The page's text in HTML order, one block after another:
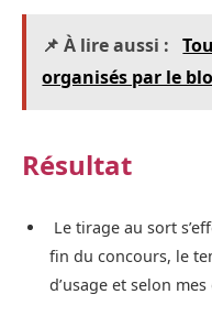
📌 À lire aussi :
organisés par le
Résultat
Le tirage au sort
fin du concours, le
d’usage et selon